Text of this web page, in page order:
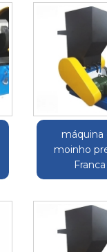
máquina
moinho
Franca